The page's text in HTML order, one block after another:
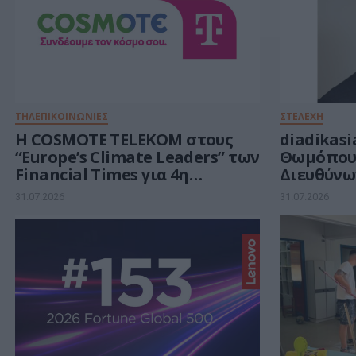
ΤΗΛΕΠΙΚΟΙΝΩΝΙΕΣ
Η COSMOTE TELEKOM στους
“Europe’s Climate Leaders” των
Financial Times για 4η
συνεχόμενη χρονιά
31.07.2026
ΣΤΕΛΕΧΗ
31.07.2026